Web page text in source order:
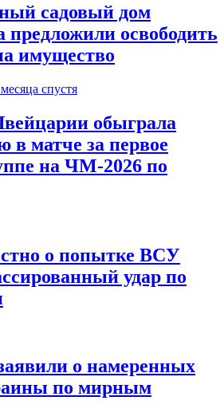
садовый дом
предложили освободить
имущество
спустя
обыграла
матче за первое
на ЧМ-2026 по
о попытке ВСУ
удар по
о намеренных
по мирным